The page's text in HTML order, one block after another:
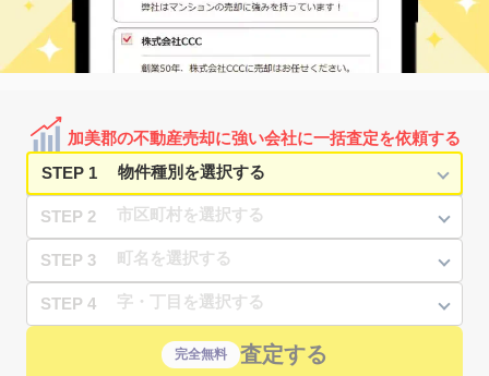
加美郡の不動産売却に強い会社に一括査定を依頼する
STEP 1
STEP 2
STEP 3
STEP 4
完全無料 査定する